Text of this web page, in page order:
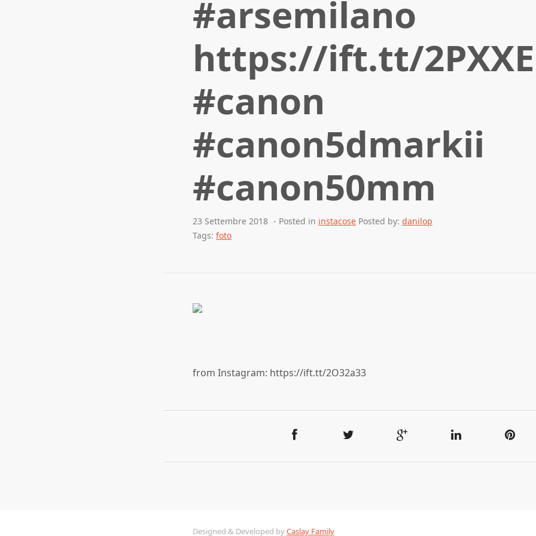
#arsemilano
https://ift.tt/
#canon
#canon5dmarkii
#canon50mm
23 Settembre 2018 - Posted in instacose Posted by: danilop
Tags: foto
from Instagram: https://ift.tt/2O32a33
Designed & Developed byCaslay Family